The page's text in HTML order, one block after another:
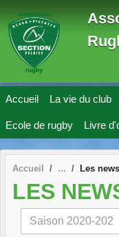
Accueil La vie du club
Ecole de rugby Livre
Accueil Les news
LES